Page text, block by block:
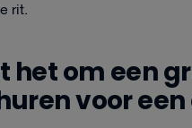
rit.
het om een
voor een